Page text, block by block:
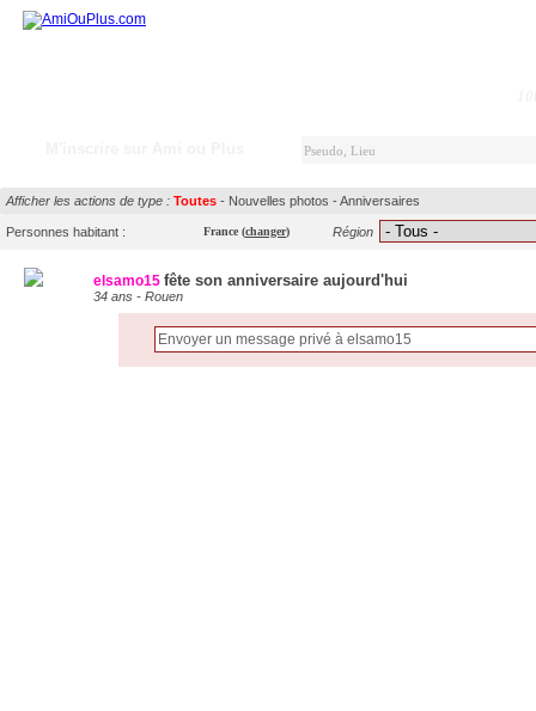
Afficher les actions de type : Toutes - Nouvelles photos -Anniversaires
Personnes habitant : France (changer) Région
elsamo15 fête son anniversaire aujourd'hui
34 ans - Rouen